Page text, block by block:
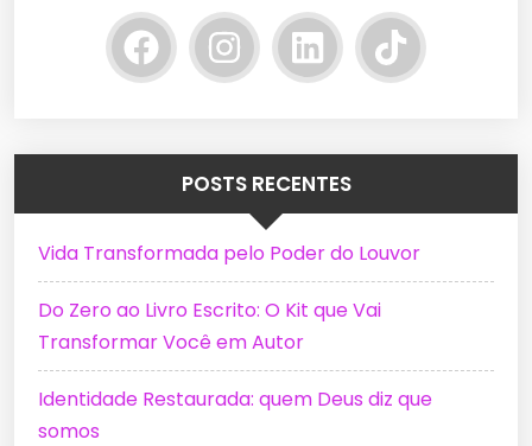
POSTS RECENTES
Vida Transformada pelo Poder do Louvor
Do Zero ao Livro Escrito: O Kit que Vai
Transformar Você em Autor
Identidade Restaurada: quem Deus diz que
somos